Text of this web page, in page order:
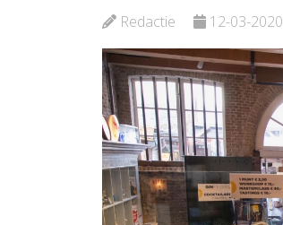
Redactie 12-03-2020
Schiedam
Bekijk de pagina